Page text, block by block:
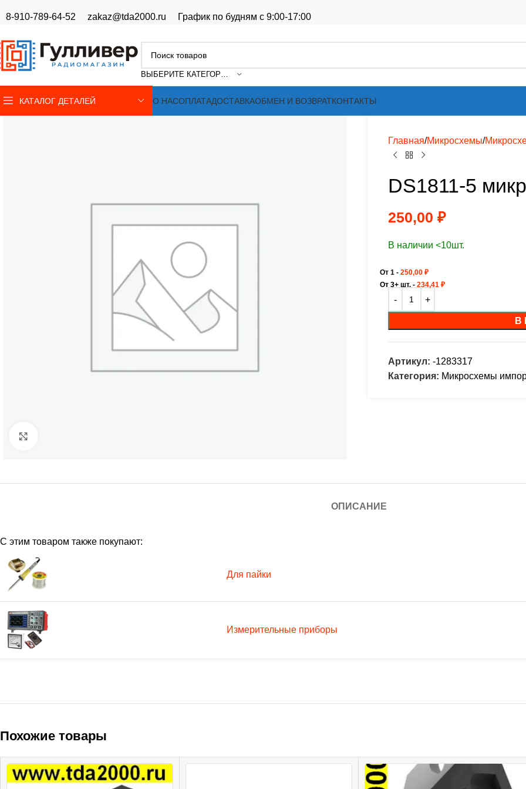
8-910-789-64-52 zakaz@tda2000.ru График по будням с 9:00-17:00
ВЫБЕРИТЕ КАТЕГОРИЮ
КАТАЛОГ ДЕТАЛЕЙ О НАСОПЛАТАДОСТАВКАОБМЕН И ВОЗВРАТКОНТАКТЫ
Главная Микросхемы
DS1811-5
250,00 ₽
В наличии <10шт.
От 1 - 250,00 ₽
От 3+ шт. - 234,41 ₽
В
Артикул: -1283317
Категория: Микросхемы
ОПИСАНИЕ
С этим товаром также покупают:
Для пайки
Измерительные приборы
Похожие товары